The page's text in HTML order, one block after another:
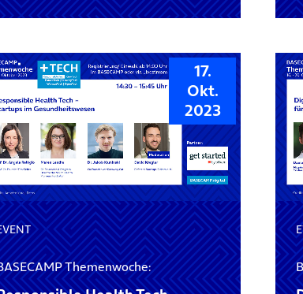
17.
Okt.
2023
Themenwoche: